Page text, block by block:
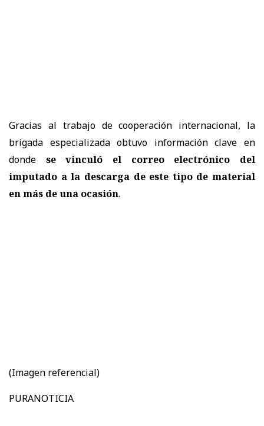
Gracias al trabajo de cooperación internacional, la
brigada especializada obtuvo información clave en
donde se vinculó el correo electrónico del
imputado a la descarga de este tipo de material
en más de una ocasión.
(Imagen referencial)
PURANOTICIA